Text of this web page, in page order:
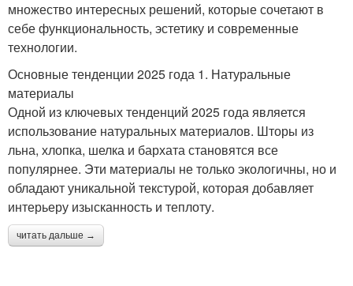
множество интересных решений, которые сочетают в
себе функциональность, эстетику и современные
технологии.
Основные тенденции 2025 года 1. Натуральные
материалы
Одной из ключевых тенденций 2025 года является
использование натуральных материалов. Шторы из
льна, хлопка, шелка и бархата становятся все
популярнее. Эти материалы не только экологичны, но и
обладают уникальной текстурой, которая добавляет
интерьеру изысканность и теплоту.
читать дальше →